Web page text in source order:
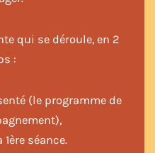
qui se déroule, en 2
:
(le programme de
séance.